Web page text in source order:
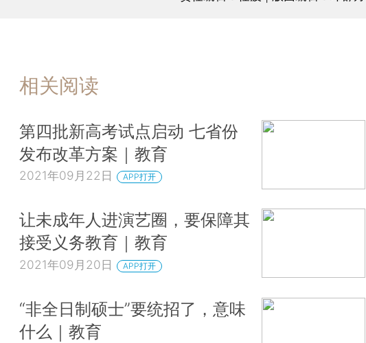
相关阅读
第四批新高考试点启动 七省份
发布改革方案｜教育
2021年09月22日 APP打开
让未成年人进演艺圈，要保障其
接受义务教育｜教育
2021年09月20日 APP打开
“非全日制硕士”要统招了，意味
什么｜教育